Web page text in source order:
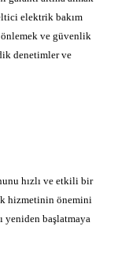
elektrik bakım
önlemek ve güvenlik
denetimler ve
hızlı ve etkili bir
hizmetinin önemini
yeniden başlatmaya